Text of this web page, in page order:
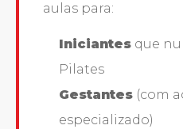
aulas para:
Iniciantes que
Pilates
Gestantes (com
especializado)